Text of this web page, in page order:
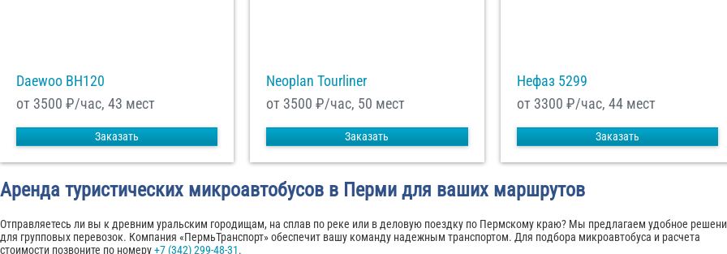
Daewoo ВН120
от 3500 ₽/час, 43 мест
Заказать
Neoplan Tourliner
от 3500 ₽/час, 50 мест
Заказать
Нефаз 5299
от 3300 ₽/час, 44 мест
Заказать
Аренда туристических микроавтобусов в Перми для ваших маршрутов
Отправляетесь ли вы к древним уральским городищам, на сплав по реке или в деловую поездку по Пермскому краю? Мы предлагаем удобное
для групповых перевозок. Компания «ПермьТранспорт» обеспечит вашу команду надежным транспортом. Для подбора микроавтобуса и расчета
стоимости позвоните по номеру+7 (342) 299-48-31.